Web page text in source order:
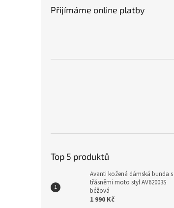
Přijímáme online platby
Top 5 produktů
Avanti kožená dámská bunda s
třásněmi moto styl AV62003S
béžová
1 990 Kč